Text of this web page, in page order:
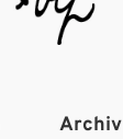
Archiv